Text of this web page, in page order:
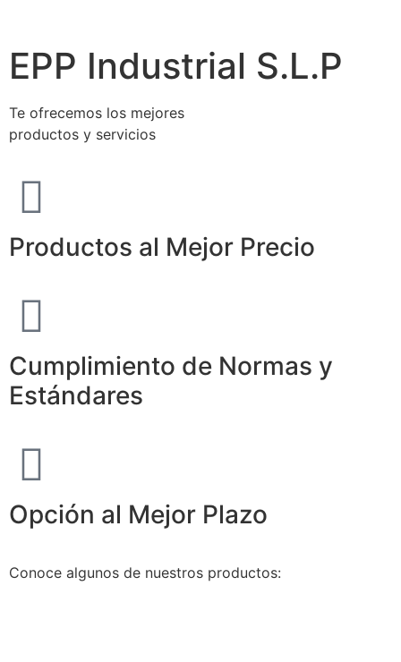
EPP Industrial S.L.P
Te ofrecemos los mejores
productos y servicios
Productos al Mejor Precio
Cumplimiento de Normas y
Estándares
Opción al Mejor Plazo
Conoce algunos de nuestros productos: